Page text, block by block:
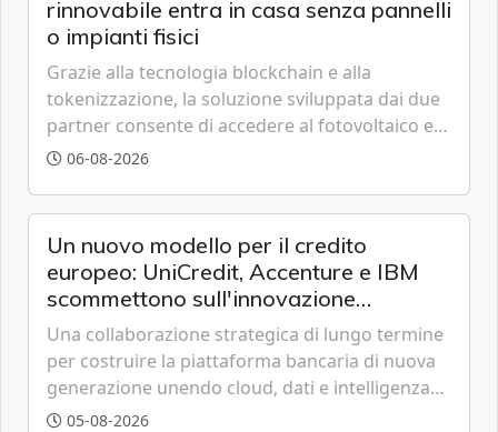
rinnovabile entra in casa senza pannelli
o impianti fisici
Grazie alla tecnologia blockchain e alla
tokenizzazione, la soluzione sviluppata dai due
partner consente di accedere al fotovoltaico e
all'eolico ottenendo risparmi diretti in bolletta,
06-08-2026
Un nuovo modello per il credito
europeo: UniCredit, Accenture e IBM
scommettono sull'innovazione
tecnologica
Una collaborazione strategica di lungo termine
per costruire la piattaforma bancaria di nuova
generazione unendo cloud, dati e intelligenza
artificiale.
05-08-2026